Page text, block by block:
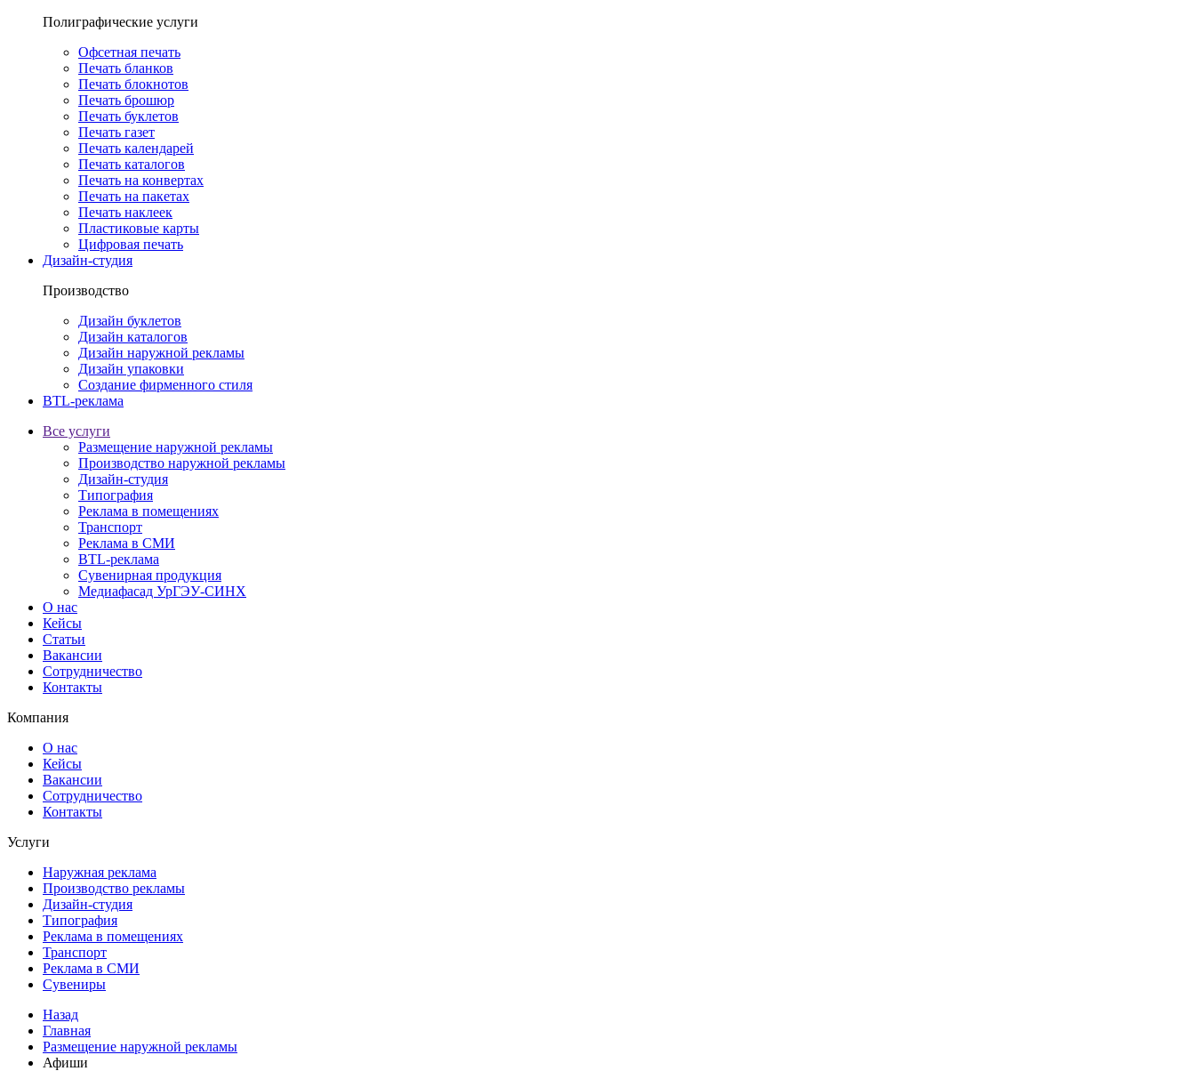
Полиграфические услуги
Офсетная печать
Печать бланков
Печать блокнотов
Печать брошюр
Печать буклетов
Печать газет
Печать календарей
Печать каталогов
Печать на конвертах
Печать на пакетах
Печать наклеек
Пластиковые карты
Цифровая печать
Дизайн-студия
Производство
Дизайн буклетов
Дизайн каталогов
Дизайн наружной рекламы
Дизайн упаковки
Создание фирменного стиля
BTL-реклама
Все услуги
Размещение наружной рекламы
Производство наружной рекламы
Дизайн-студия
Типография
Реклама в помещениях
Транспорт
Реклама в СМИ
BTL-реклама
Сувенирная продукция
Медиафасад УрГЭУ-СИНХ
О нас
Кейсы
Статьи
Вакансии
Сотрудничество
Контакты
Компания
О нас
Кейсы
Вакансии
Сотрудничество
Контакты
Услуги
Наружная реклама
Производство рекламы
Дизайн-студия
Типография
Реклама в помещениях
Транспорт
Реклама в СМИ
Сувениры
Назад
Главная
Размещение наружной рекламы
Афиши